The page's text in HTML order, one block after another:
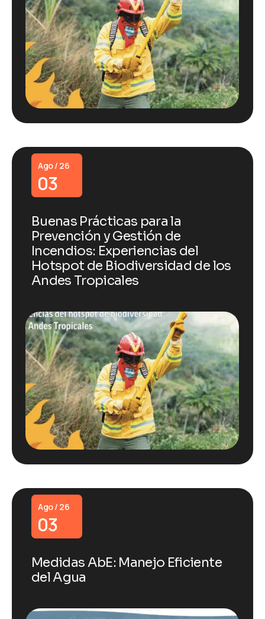
Ago / 26
03
Buenas Prácticas para la
Prevención y Gestión de
Incendios: Experiencias del
Hotspot de Biodiversidad de los
Andes Tropicales
Ago / 26
03
Medidas AbE: Manejo Eficiente
del Agua